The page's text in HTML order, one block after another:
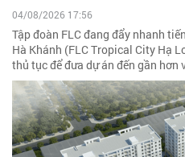
04/08/2026 17:56
Tập đoàn FLC đang đẩy nhanh
Hà Khánh (FLC Tropical City Hạ
thủ tục để đưa dự án đến gần